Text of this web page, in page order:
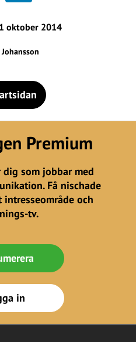
oktober 2014
Johansson
Premium
som jobbar med
Få nischade
och
tv.
in